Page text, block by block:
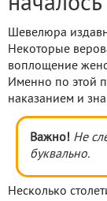
началось
Шевелюра
Некоторые
воплощение
Именно по этой
наказанием и
Важно! Не
буквально.
Несколько